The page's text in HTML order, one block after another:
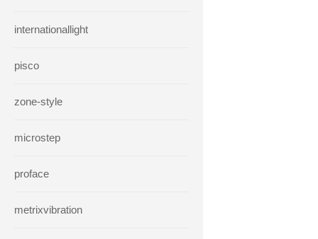
internationallight
pisco
zone-style
microstep
proface
metrixvibration